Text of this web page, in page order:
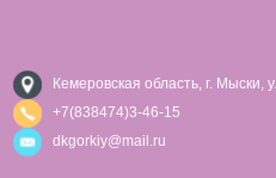
Кемеровская область, г. Мыски,
+7(838474)3-46-15
dkgorkiy@mail.ru